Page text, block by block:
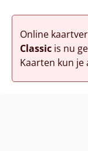
Online
Classicis nu
Kaarten kun je